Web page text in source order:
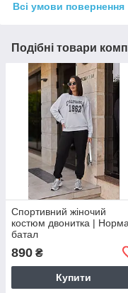
Всі умови повернення
Подібні товари
Спортивний жіночий
костюм двонитка | Норма
батал
890 ₴
Купити